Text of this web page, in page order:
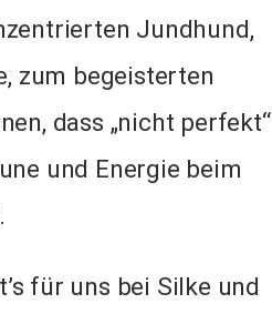
Jundhund,
zum begeisterten
dass „nicht perfekt“
und Energie beim
für uns bei Silke und